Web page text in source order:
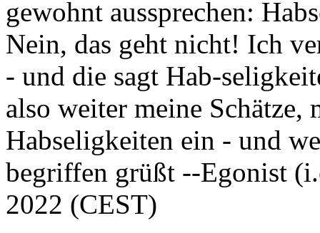
gewohnt aussprechen:
Nein, das geht nicht! Ich
- und die sagt Hab-
also weiter meine Schätze,
Habseligkeiten ein - und
begriffen grüßt --Egonist
2022 (CEST)